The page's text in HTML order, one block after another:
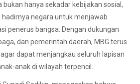
bukan hanya sekadar kebijakan sosial,
negara untuk menjawab
penerus bangsa. Dengan dukungan
dan pemerintah daerah, MBG terus
dapat menjangkau seluruh lapisan
anak di wilayah terpencil.